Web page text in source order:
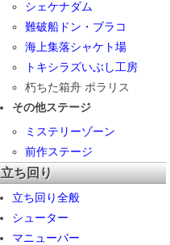
シェケナダム
難破船ドン・ブラコ
海上集落シャケト場
トキシラズいぶし工房
朽ちた箱舟 ポラリス
その他ステージ
ミステリーゾーン
前作ステージ
立ち回り
立ち回り全般
シューター
マニューバー